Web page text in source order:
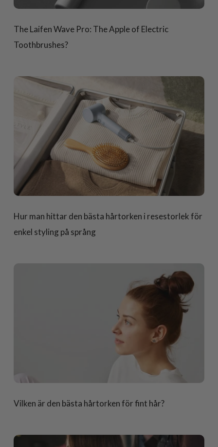
The Laifen Wave Pro: The Apple of Electric
Toothbrushes?
Hur man hittar den bästa hårtorken i resestorlek för
enkel styling på språng
Vilken är den bästa hårtorken för fint hår?